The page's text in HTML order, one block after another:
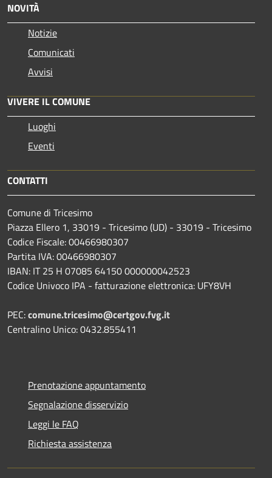
NOVITÀ
Notizie
Comunicati
Avvisi
VIVERE IL COMUNE
Luoghi
Eventi
CONTATTI
Comune di Tricesimo
Piazza Ellero 1, 33019 - Tricesimo (UD) - 33019 - Tricesimo
Codice Fiscale: 00466980307
Partita IVA: 00466980307
IBAN: IT 25 H 07085 64150 000000042523
Codice Univoco IPA - fatturazione elettronica: UFY8VH
PEC:comune.tricesimo@certgov.fvg.it
Centralino Unico: 0432.855411
Prenotazione appuntamento
Segnalazione disservizio
Leggi le FAQ
Richiesta assistenza